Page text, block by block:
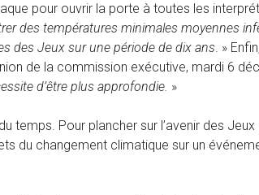
pour ouvrir la porte à toutes les
des températures minimales moyennes
des Jeux sur une période de dix ans. »
de la commission exécutive, mardi 6
d’être plus approfondie. »
temps. Pour plancher sur l’avenir des Jeux
du changement climatique sur un